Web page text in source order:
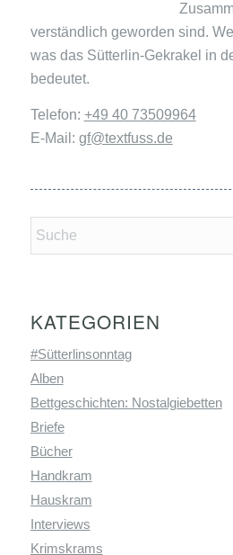
verständlich geworden sind.
was das Sütterlin-Gekrakel in
bedeutet.
Telefon: +49 40 73509964
E-Mail: gf@textfuss.de
KATEGORIEN
#Sütterlinsonntag
Alben
Bettgeschichten: Nostalgiebetten
Briefe
Bücher
Handkram
Hauskram
Interviews
Krimskrams